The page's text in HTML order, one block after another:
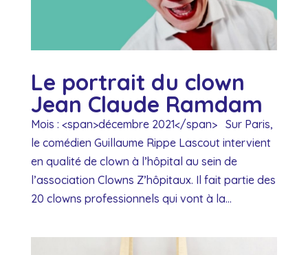
Le portrait du clown
Jean Claude Ramdam
Mois : <span>décembre 2021</span> Sur Paris,
le comédien Guillaume Rippe Lascout intervient
en qualité de clown à l’hôpital au sein de
l’association Clowns Z’hôpitaux. Il fait partie des
20 clowns professionnels qui vont à la...